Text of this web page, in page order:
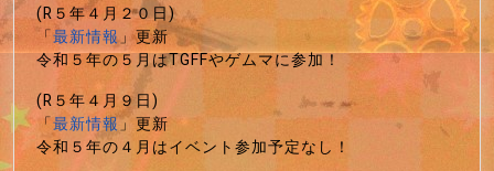
(R５年４月２０日)
「最新情報」更新
令和５年の５月はTGFFやゲムマに参加！
(R５年４月９日)
「最新情報」更新
令和５年の４月はイベント参加予定なし！